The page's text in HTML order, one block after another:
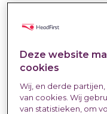
Deze website
cookies
Wij, en derde
van cookies. Wij
van statistieken, om